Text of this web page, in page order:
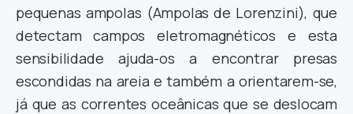
pequenas ampolas (Ampolas de Lorenzini), que
detectam campos eletromagnéticos e esta
sensibilidade ajuda-os a encontrar presas
escondidas na areia e também a orientarem-se,
já que as correntes oceânicas que se deslocam